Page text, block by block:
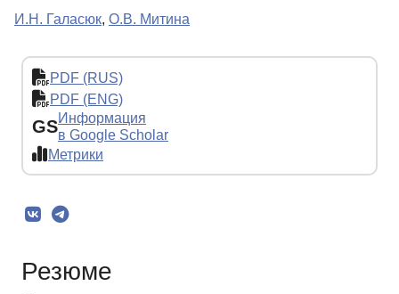
И.Н. Галасюк, О.В. Митина
PDF (RUS)
PDF (ENG)
GSИнформация
в Google Scholar
Метрики
Резюме